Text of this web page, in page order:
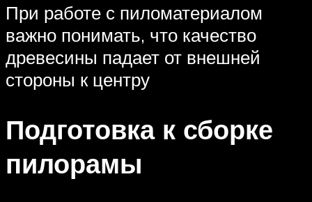
При работе с пиломатериалом
важно понимать, что качество
древесины падает от внешней
стороны к центру
Подготовка к сборке
пилорамы